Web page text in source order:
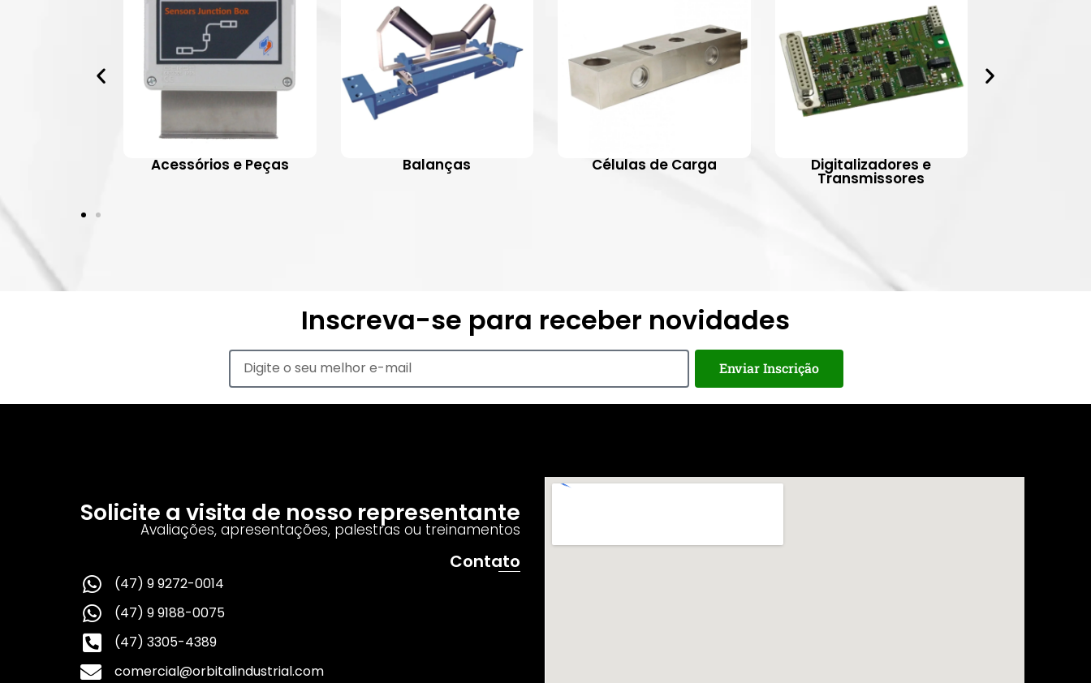
Acessórios e Peças Balanças Células de Carga Digitalizadores e
Transmissores
Inscreva-se para receber novidades
Enviar Inscrição
Solicite a visita de nosso representante
Avaliações, apresentações, palestras ou treinamentos
Contato
(47) 9 9272-0014
(47) 9 9188-0075
(47) 3305-4389
comercial@orbitalindustrial.com